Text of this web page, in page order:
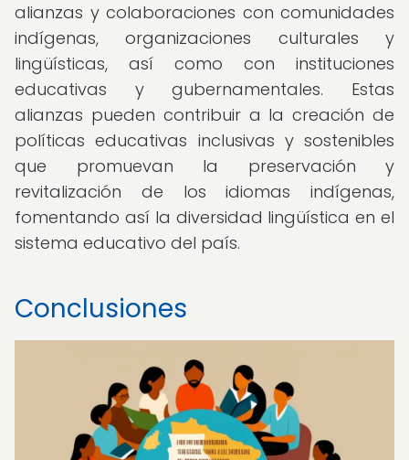
alianzas y colaboraciones con comunidades
indígenas, organizaciones culturales y
lingüísticas, así como con instituciones
educativas y gubernamentales. Estas
alianzas pueden contribuir a la creación de
políticas educativas inclusivas y sostenibles
que promuevan la preservación y
revitalización de los idiomas indígenas,
fomentando así la diversidad lingüística en el
sistema educativo del país.
Conclusiones